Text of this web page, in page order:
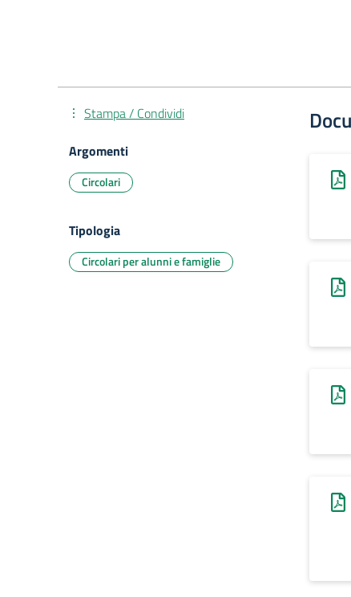
Stampa / Condividi
Argomenti
Circolari
Tipologia
Circolari per alunni e famiglie